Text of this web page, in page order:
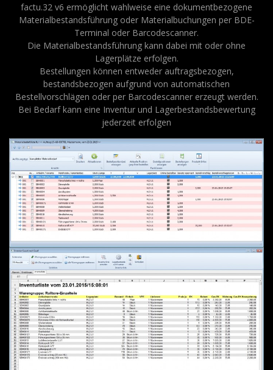
factu.32 v6 ermöglicht wahlweise eine dokumentbezogene
Materialbestandsführung oder Materialbuchungen per BDE-
Terminal oder Barcodescanner.
Die Materialbestandsführung kann dabei mit oder ohne
Lagerplätze erfolgen.
Bestellungen können entweder auftragsbezogen,
bestandsbezogen aufgrund von automatischen
Bestellvorschlägen oder per Barcodescanner erzeugt werden.
Bei Bedarf kann eine Inventur und Lagerbestandsbewertung
jederzeit erfolgen